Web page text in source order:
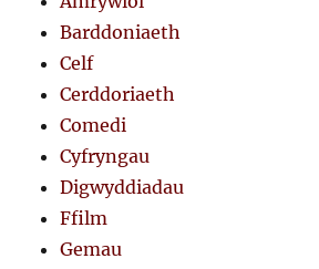
Barddoniaeth
Celf
Cerddoriaeth
Comedi
Cyfryngau
Digwyddiadau
Ffilm
Gemau